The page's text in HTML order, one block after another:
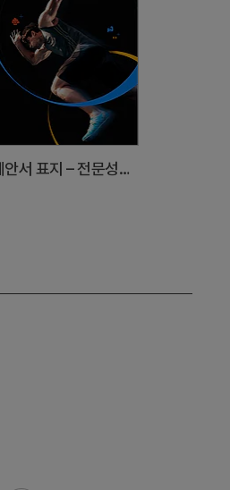
개인 맞춤 운동상담 제안서 표지 – 전문성과 혁신의 조화